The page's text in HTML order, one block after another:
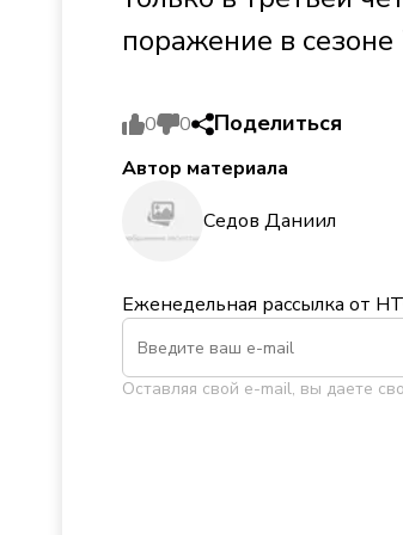
поражение в сезоне
0 0 Поделиться
Автор материала
Седов Даниил
Еженедельная рассылка от
Оставляя свой e-mail, вы даете